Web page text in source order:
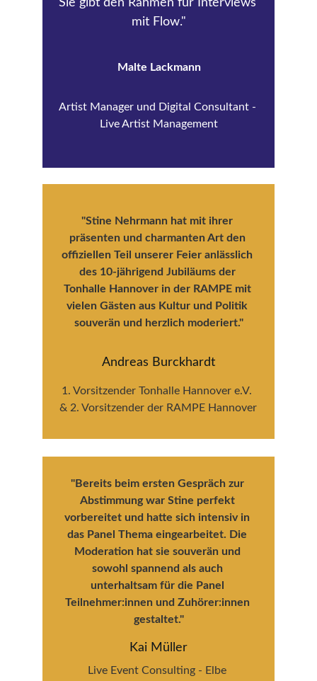
Sie gibt den Rahmen für Interviews
mit Flow."
Malte Lackmann
Artist Manager und Digital Consultant -
Live Artist Management
"Stine Nehrmann hat mit ihrer
präsenten und charmanten Art den
offiziellen Teil unserer Feier anlässlich
des 10-jährigend Jubiläums der
Tonhalle Hannover in der RAMPE mit
vielen Gästen aus Kultur und Politik
souverän und herzlich moderiert."
Andreas Burckhardt
1. Vorsitzender Tonhalle Hannover e.V.
& 2. Vorsitzender der RAMPE Hannover
"Bereits beim ersten Gespräch zur
Abstimmung war Stine perfekt
vorbereitet und hatte sich intensiv in
das Panel Thema eingearbeitet. Die
Moderation hat sie souverän und
sowohl spannend als auch
unterhaltsam für die Panel
Teilnehmer:innen und Zuhörer:innen
gestaltet."
Kai Müller
Live Event Consulting - Elbe